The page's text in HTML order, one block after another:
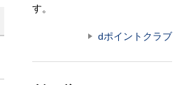
す。
dポイントクラブ